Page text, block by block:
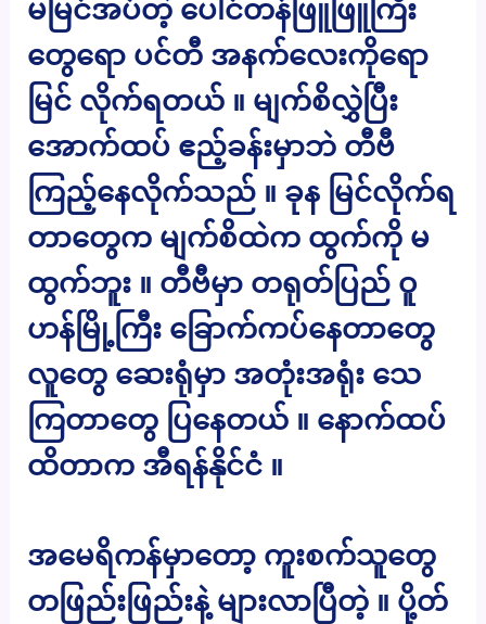
မမြင်အပ်တဲ့ ပေါင်တန်ဖြူဖြူကြီး
တွေရော ပင်တီ အနက်လေးကိုရော
မြင် လိုက်ရတယ် ။ မျက်စိလွှဲပြီး
အောက်ထပ် ဧည့်ခန်းမှာဘဲ တီဗီ
ကြည့်နေလိုက်သည် ။ ခုန မြင်လိုက်ရ
တာတွေက မျက်စိထဲက ထွက်ကို မ
ထွက်ဘူး ။ တီဗီမှာ တရုတ်ပြည် ဝူ
ဟန်မြို့ကြီး ခြောက်ကပ်နေတာတွေ
လူတွေ ဆေးရုံမှာ အတုံးအရုံး သေ
ကြတာတွေ ပြနေတယ် ။ နောက်ထပ်
ထိတာက အီရန်နိုင်ငံ ။
အမေရိကန်မှာတော့ ကူးစက်သူတွေ
တဖြည်းဖြည်းနဲ့ များလာပြီတဲ့ ။ ပို့တ်